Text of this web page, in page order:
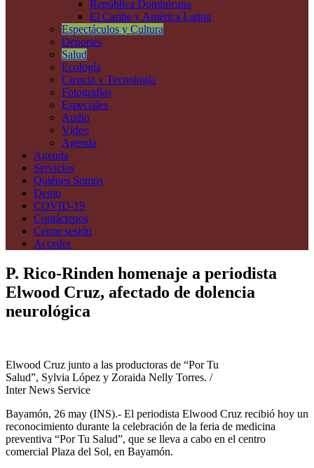
República Dominicana
El Caribe y América Latina
Espectáculos y Cultura
Deportes
Salud
Ecología
Ciencia y Tecnología
Fotografías
Especiales
Audio
Vídeo
Agenda
Agenda
Servicios
Quiénes Somos
Demo
COVID-19
Contáctenos
Cerrar sesión
Acceder
P. Rico-Rinden homenaje a periodista
Elwood Cruz, afectado de dolencia
neurológica
Elwood Cruz junto a las productoras de “Por Tu
Salud”, Sylvia López y Zoraida Nelly Torres. /
Inter News Service
Bayamón, 26 may (INS).- El periodista Elwood Cruz recibió hoy un
reconocimiento durante la celebración de la feria de medicina
preventiva “Por Tu Salud”, que se lleva a cabo en el centro
comercial Plaza del Sol, en Bayamón.